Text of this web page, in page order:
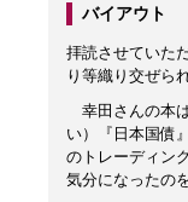
バイアウト
拝読させていた
り等織り交ぜら
幸田さんの本
い）『日本国債
のトレーディン
気分になったの